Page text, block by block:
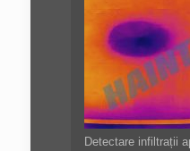
Detectare infiltrații